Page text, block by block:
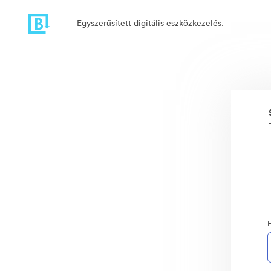
Egyszerűsített digitális eszközkezelés.